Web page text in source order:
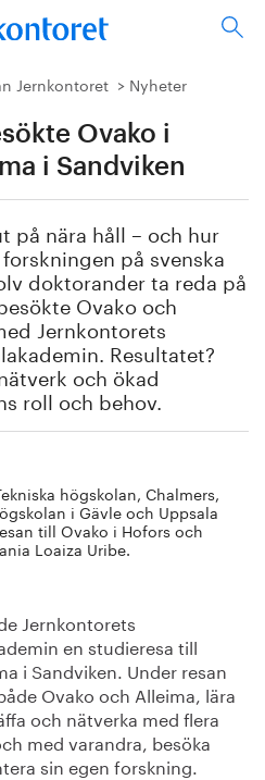
Jernkontoret Nyheter
Ovako i
i Sandviken
på nära håll – och hur
på svenska
doktorander ta reda på
Ovako och
Jernkontorets
Resultatet?
och ökad
roll och behov.
högskolan, Chalmers,
i Gävle och Uppsala
till Ovako i Hofors och
Loaiza Uribe.
Jernkontorets
en studieresa till
i Sandviken. Under resan
Ovako och Alleima, lära
och nätverka med flera
med varandra, besöka
sin egen forskning.